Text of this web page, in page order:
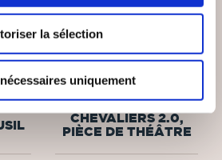
la sélection
uniquement
(0 avis)
Véronique Diop Delvaux
CHEVALIERS 2.0,
PIÈCE DE THÉÂTRE